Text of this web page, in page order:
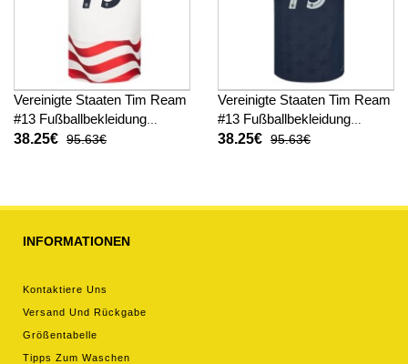
Vereinigte Staaten Tim Ream
#13 Fußballbekleidung
Heimtrikot WM 2026
38.25€ 95.63€
Vereinigte Staaten Tim Ream
#13 Fußballbekleidung
Auswärtstrikot WM 2026
38.25€ 95.63€
INFORMATIONEN
Kontaktiere Uns
Versand Und Rückgabe
Größentabelle
Tipps Zum Waschen